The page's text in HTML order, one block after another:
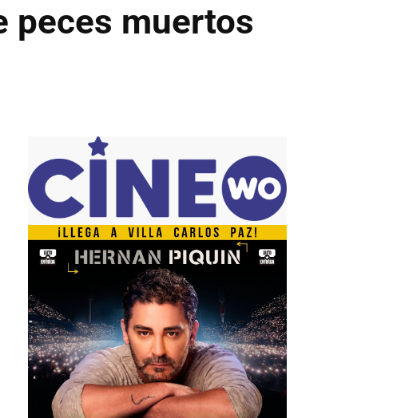
peces muertos